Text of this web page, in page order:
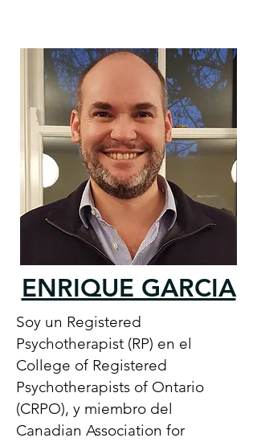
ENRIQUE GARCIA
Soy un Registered
Psychotherapist (RP) en el
College of Registered
Psychotherapists of Ontario
(CRPO), y miembro del
Canadian Association for